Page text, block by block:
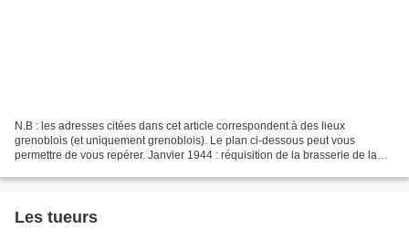
N.B : les adresses citées dans cet article correspondent à des lieux
grenoblois (et uniquement grenoblois). Le plan ci-dessous peut vous
permettre de vous repérer. Janvier 1944 : réquisition de la brasserie de la
Les tueurs